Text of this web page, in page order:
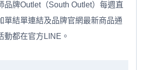
品牌Outlet（South Outlet）每週直
單結單連結及品牌官網最新商品通
動都在官方LINE。